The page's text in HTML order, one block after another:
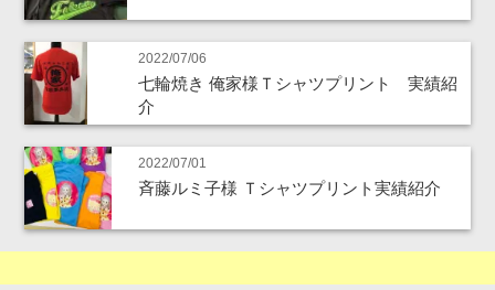
2022/07/06
七輪焼き 俺家様Ｔシャツプリント 実績紹
介
2022/07/01
斉藤ルミ子様 Ｔシャツプリント実績紹介